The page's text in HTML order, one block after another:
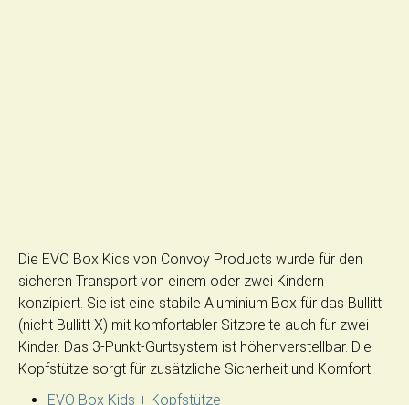
Die EVO Box Kids von Convoy Products wurde für den
sicheren Transport von einem oder zwei Kindern
konzipiert. Sie ist eine stabile Aluminium Box für das Bullitt
(nicht Bullitt X) mit komfortabler Sitzbreite auch für zwei
Kinder. Das 3-Punkt-Gurtsystem ist höhenverstellbar. Die
Kopfstütze sorgt für zusätzliche Sicherheit und Komfort.
EVO Box Kids + Kopfstütze